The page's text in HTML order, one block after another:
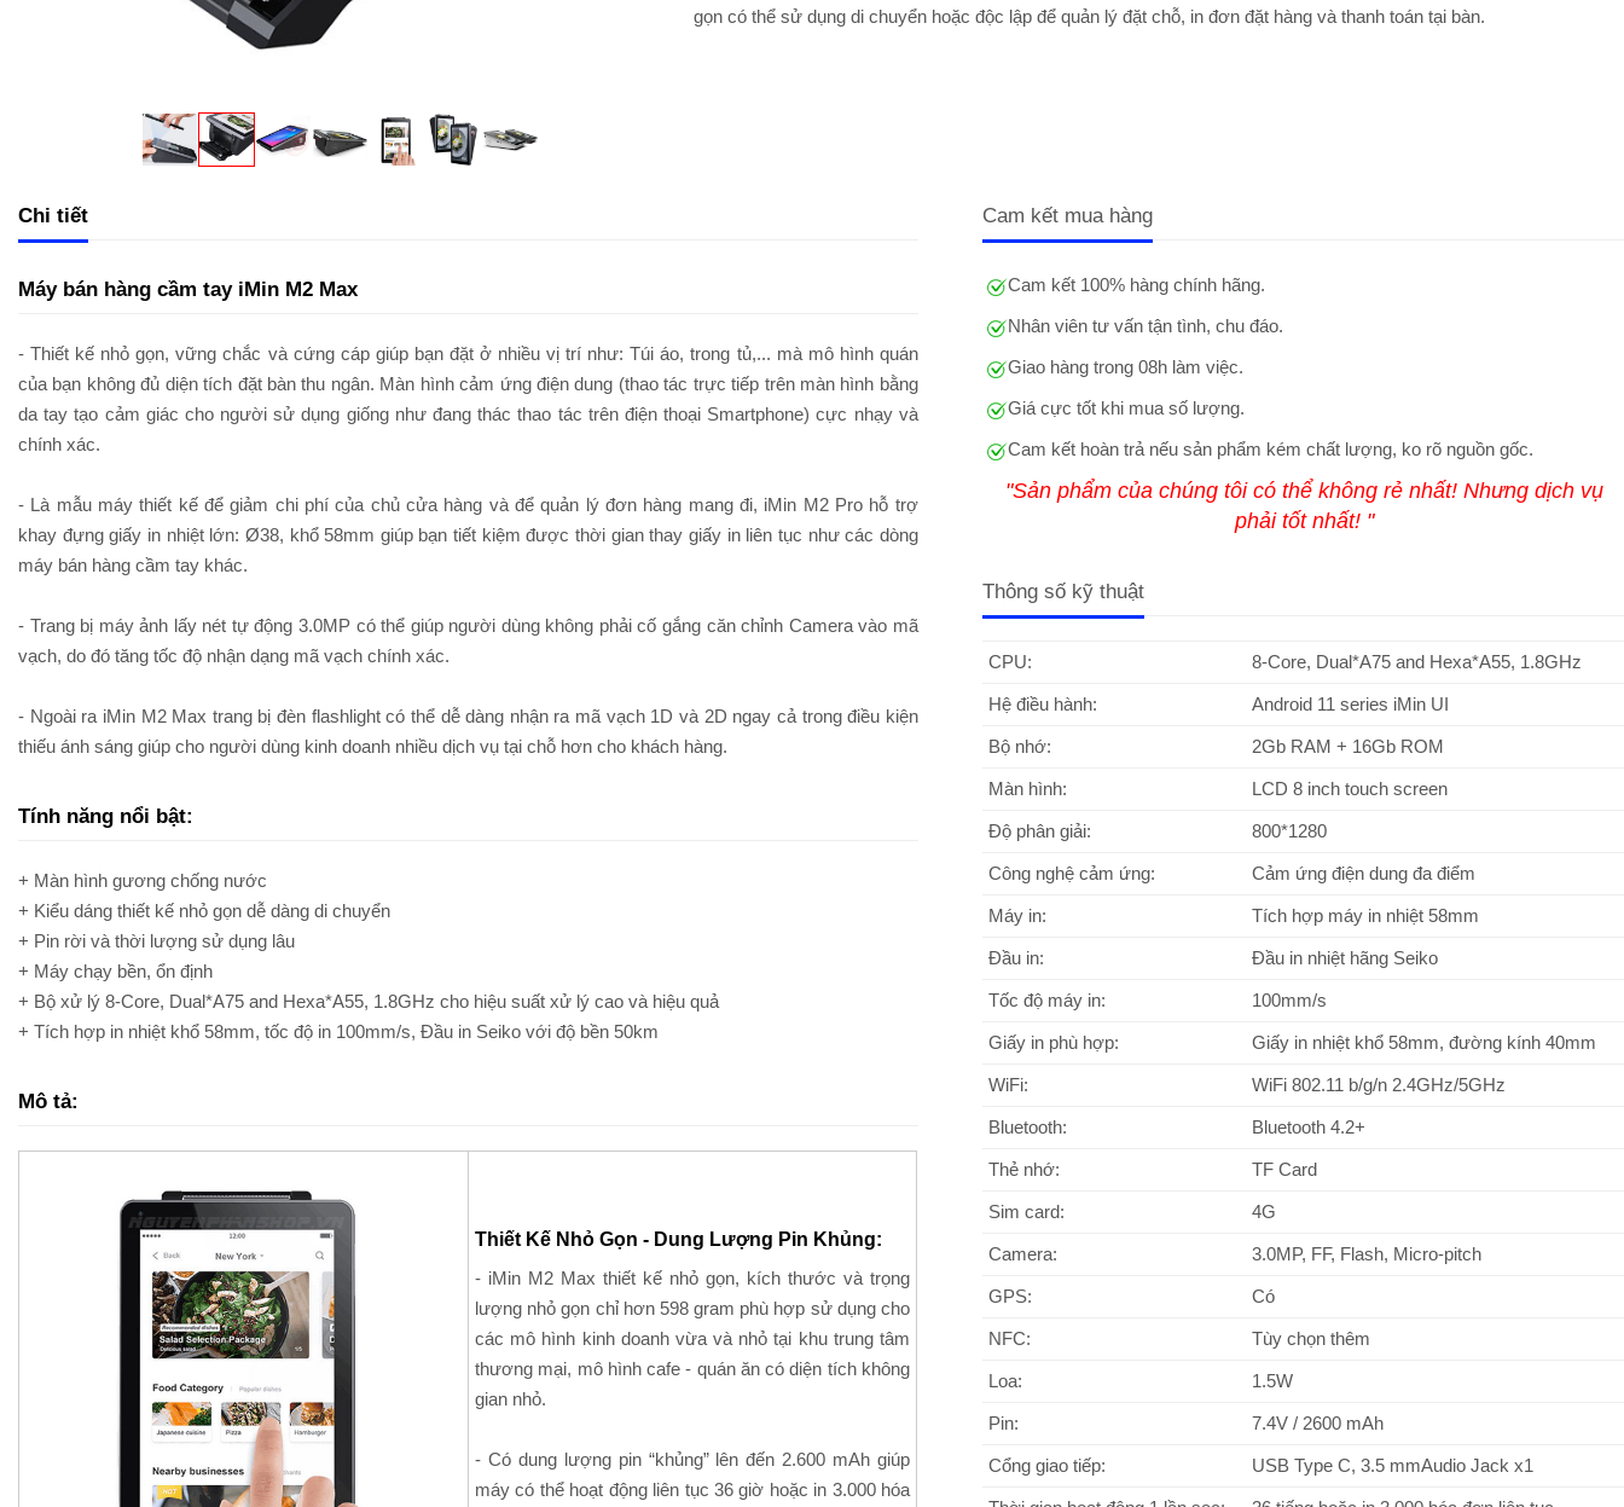
gọn có thể sử dụng di chuyển hoặc độc lập để quản lý đặt chỗ, in đơn đặt hàng và thanh toán tại bàn.
Chi tiết
Máy bán hàng cầm tay iMin M2 Max
- Thiết kế nhỏ gọn, vững chắc và cứng cáp giúp bạn đặt ở nhiều vị trí như: Túi áo, trong tủ,... mà mô hình quán
của bạn không đủ diện tích đặt bàn thu ngân. Màn hình cảm ứng điện dung (thao tác trực tiếp trên màn hình bằng
da tay tạo cảm giác cho người sử dụng giống như đang thác thao tác trên điện thoại Smartphone) cực nhạy và
chính xác.
- Là mẫu máy thiết kế để giảm chi phí của chủ cửa hàng và để quản lý đơn hàng mang đi, iMin M2 Pro hỗ trợ
khay đựng giấy in nhiệt lớn: Ø38, khổ 58mm giúp bạn tiết kiệm được thời gian thay giấy in liên tục như các dòng
máy bán hàng cầm tay khác.
- Trang bị máy ảnh lấy nét tự động 3.0MP có thể giúp người dùng không phải cố gắng căn chỉnh Camera vào mã
vạch, do đó tăng tốc độ nhận dạng mã vạch chính xác.
- Ngoài ra iMin M2 Max trang bị đèn flashlight có thể dễ dàng nhận ra mã vạch 1D và 2D ngay cả trong điều kiện
thiếu ánh sáng giúp cho người dùng kinh doanh nhiều dịch vụ tại chỗ hơn cho khách hàng.
Tính năng nổi bật:
+ Màn hình gương chống nước
+ Kiểu dáng thiết kế nhỏ gọn dễ dàng di chuyển
+ Pin rời và thời lượng sử dụng lâu
+ Máy chạy bền, ổn định
+ Bộ xử lý 8-Core, Dual*A75 and Hexa*A55, 1.8GHz cho hiệu suất xử lý cao và hiệu quả
+ Tích hợp in nhiệt khổ 58mm, tốc độ in 100mm/s, Đầu in Seiko với độ bền 50km
Mô tả:
Thiết Kế Nhỏ Gọn - Dung Lượng Pin Khủng:
- iMin M2 Max thiết kế nhỏ gọn, kích thước và trọng
lượng nhỏ gọn chỉ hơn 598 gram phù hợp sử dụng cho
các mô hình kinh doanh vừa và nhỏ tại khu trung tâm
thương mại, mô hình cafe - quán ăn có diện tích không
gian nhỏ.
- Có dung lượng pin “khủng” lên đến 2.600 mAh giúp
máy có thể hoạt động liên tục 36 giờ hoặc in 3.000 hóa
Cam kết mua hàng
Cam kết 100% hàng chính hãng.
Nhân viên tư vấn tận tình, chu đáo.
Giao hàng trong 08h làm việc.
Giá cực tốt khi mua số lượng.
Cam kết hoàn trả nếu sản phẩm kém chất lượng, ko rõ nguồn gốc.
"Sản phẩm của chúng tôi có thể không rẻ nhất! Nhưng dịch vụ
phải tốt nhất! "
Thông số kỹ thuật
CPU: 8-Core, Dual*A75 and Hexa*A55, 1.8GHz
Hệ điều hành: Android 11 series iMin UI
Bộ nhớ: 2Gb RAM + 16Gb ROM
Màn hình: LCD 8 inch touch screen
Độ phân giải: 800*1280
Công nghệ cảm ứng: Cảm ứng điện dung đa điểm
Máy in: Tích hợp máy in nhiệt 58mm
Đầu in: Đầu in nhiệt hãng Seiko
Tốc độ máy in: 100mm/s
Giấy in phù hợp: Giấy in nhiệt khổ 58mm, đường kính 40mm
WiFi: WiFi 802.11 b/g/n 2.4GHz/5GHz
Bluetooth: Bluetooth 4.2+
Thẻ nhớ: TF Card
Sim card: 4G
Camera: 3.0MP, FF, Flash, Micro-pitch
GPS: Có
NFC: Tùy chọn thêm
Loa: 1.5W
Pin: 7.4V / 2600 mAh
Cổng giao tiếp: USB Type C, 3.5 mmAudio Jack x1